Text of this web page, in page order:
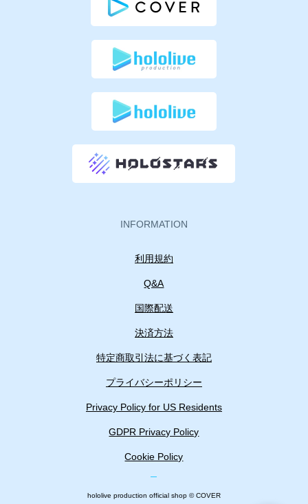
INFORMATION
利用規約
Q&A
国際配送
決済方法
特定商取引法に基づく表記
hololive production official shop © COVER
プライバシーポリシー
Privacy Policy for US Residents
GDPR Privacy Policy
Cookie Policy